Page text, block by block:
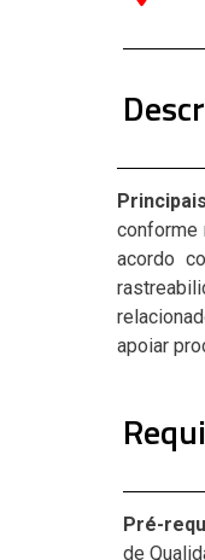
conforme
acordo
apoiar
Pré-
de